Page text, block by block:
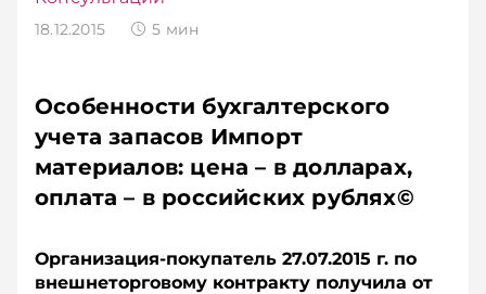
18.12.2015 5 мин
Особенности бухгалтерского
учета запасов Импорт
материалов: цена – в долларах,
оплата – в российских рублях©
Организация-покупатель 27.07.2015 г. по
внешнеторговому контракту получила от